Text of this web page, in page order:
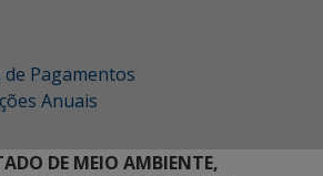
Pagamentos
Anuais
DE MEIO AMBIENTE,